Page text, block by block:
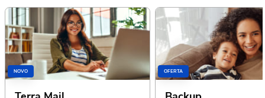
NOVO OFERTA